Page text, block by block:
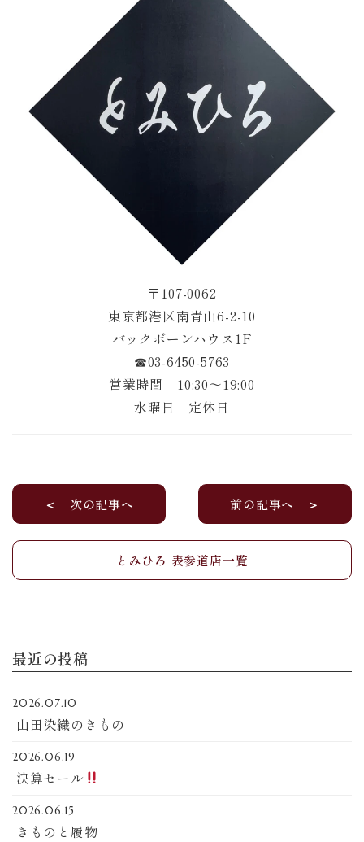
〒107-0062
東京都港区南青山6-2-10
バックボーンハウス1F
☎︎03-6450-5763
営業時間 10:30〜19:00
水曜日 定休日
＜ 次の記事へ
とみひろ 表参道店一覧
前の記事へ ＞
最近の投稿
2026.07.10
山田染織のきもの
2026.06.19
決算セール
2026.06.15
きものと履物